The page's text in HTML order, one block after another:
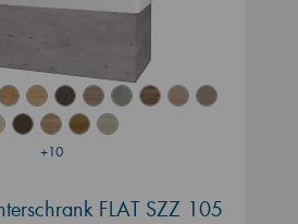
+10
FLAT SZZ 105